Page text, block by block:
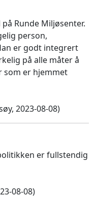
Runde Miljøsenter.
person,
er godt integrert
på alle måter å
som er hjemmet
2023-08-08)
er fullstendig
08-08)